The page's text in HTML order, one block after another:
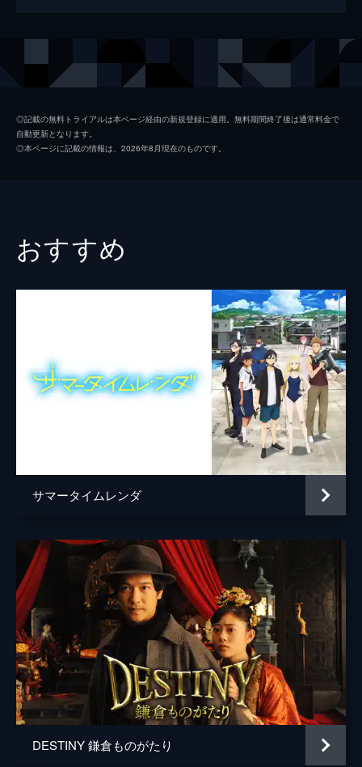
篠原夏希 桜庭ななみ
篠原和雄 佐々木睦
玉川紗己子
永井一郎
三輪直美 山像かおり
小林隆
田村たがめ
陣内翔太 清水優
陣内頼彦 田中要次
陣内典子 金沢映子
陣内邦彦 中村橋弥
陣内奈々 高久ちぐさ
陣内克彦 板倉光隆
陣内由美 仲里依紗
陣内了平 安達直人
陣内真緒
◎記載の無料トライアルは本ページ経由の新規登録に適用。無料期間終了後は通常料金で
自動更新となります。
◎本ページに記載の情報は、2026年8月現在のものです。
おすすめ
サマータイムレンダ
DESTINY 鎌倉ものがたり